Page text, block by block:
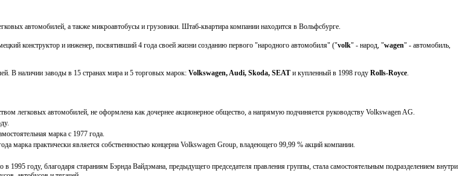
автомобилей, а также микроавтобусы и грузовики. Штаб-квартира компании находится в Вольфсбурге.
конструктор и инженер, посвятивший 4 года своей жизни созданию первого "народного автомобиля" ("volk" - народ, "wagen" - автомобиль,
В наличии заводы в 15 странах мира и 5 торговых марок: Volkswagen, Audi, Skoda, SEAT и купленный в 1998 году Rolls-Royce
легковых автомобилей, не оформлена как дочернее акционерное общество, а напрямую подчиняется руководству Volkswagen AG.
марка с 1977 года.
марка практически является собственностью концерна Volkswagen Group, владеющего 99,99 % акций компании.
1995 году, благодаря стараниям Бэрнда Вайдэмана, предыдущего председателя правления группы, стала самостоятельным подразделением внутри